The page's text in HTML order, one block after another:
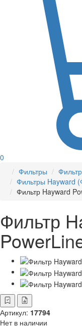
0
Фильтры
Фильтры Hayward
Фильтр Hayward
Фильтр
Артикул: 17794
Нет в наличии